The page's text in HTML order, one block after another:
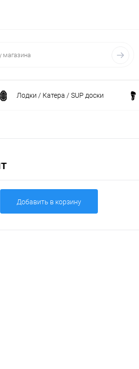
Лодки / Катера / SUP доски
/ Самокаты
Станки
Добавить в корзину